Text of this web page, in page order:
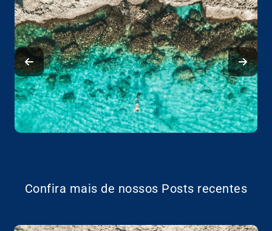
Confira mais de nossos Posts recentes